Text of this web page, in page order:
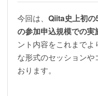
今回は、 Qiita史上初
の参加申込規模での実
ント内容をこれまで
な形式のセッション
おります。